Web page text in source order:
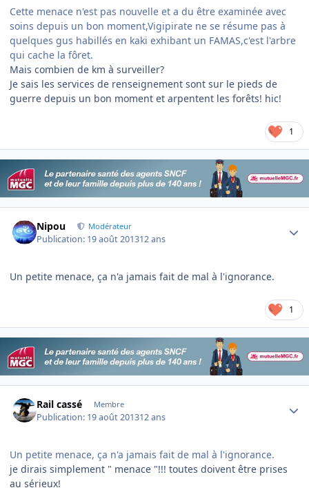
Cette menace n'est pas nouvelle et a du être examinée avec
soins depuis un bon moment,Vigipirate ne se résume pas à
quelques gus habillés en kaki exhibant un FAMAS,c'est l'arbre
qui cache la fôret.
Mais combien de km à surveiller?
Je sais les services de renseignement sont sur le pieds de
guerre depuis un bon moment et arpentent les forêts! hic!
1
Nipou Modérateur
Publication: 19 août 201312 ans
Un petite menace, ça n'a jamais fait de mal à l'ignorance.
1
Rail cassé Membre
Publication: 19 août 201312 ans
Un petite menace, ça n'a jamais fait de mal à l'ignorance.
je dirais simplement " menace "!!! toutes doivent être prises
au sérieux!